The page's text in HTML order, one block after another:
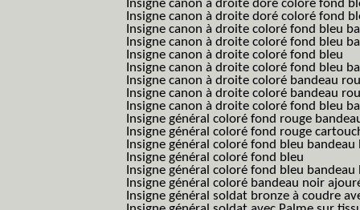
Insigne canon à droite doré coloré fond
Insigne canon à droite doré coloré fond
Insigne canon à droite coloré fond bleu
Insigne canon à droite coloré fond bleu
Insigne canon à droite coloré fond bleu
Insigne canon à droite coloré fond bleu
Insigne canon à droite coloré bandeau
Insigne canon à droite coloré bandeau
Insigne canon à droite coloré fond bleu
Insigne général coloré fond rouge
Insigne général coloré fond rouge
Insigne général coloré fond bleu bandeau
Insigne général coloré fond bleu
Insigne général coloré fond bleu bandeau
Insigne général coloré bandeau noir
Insigne général soldat bronze à coudre